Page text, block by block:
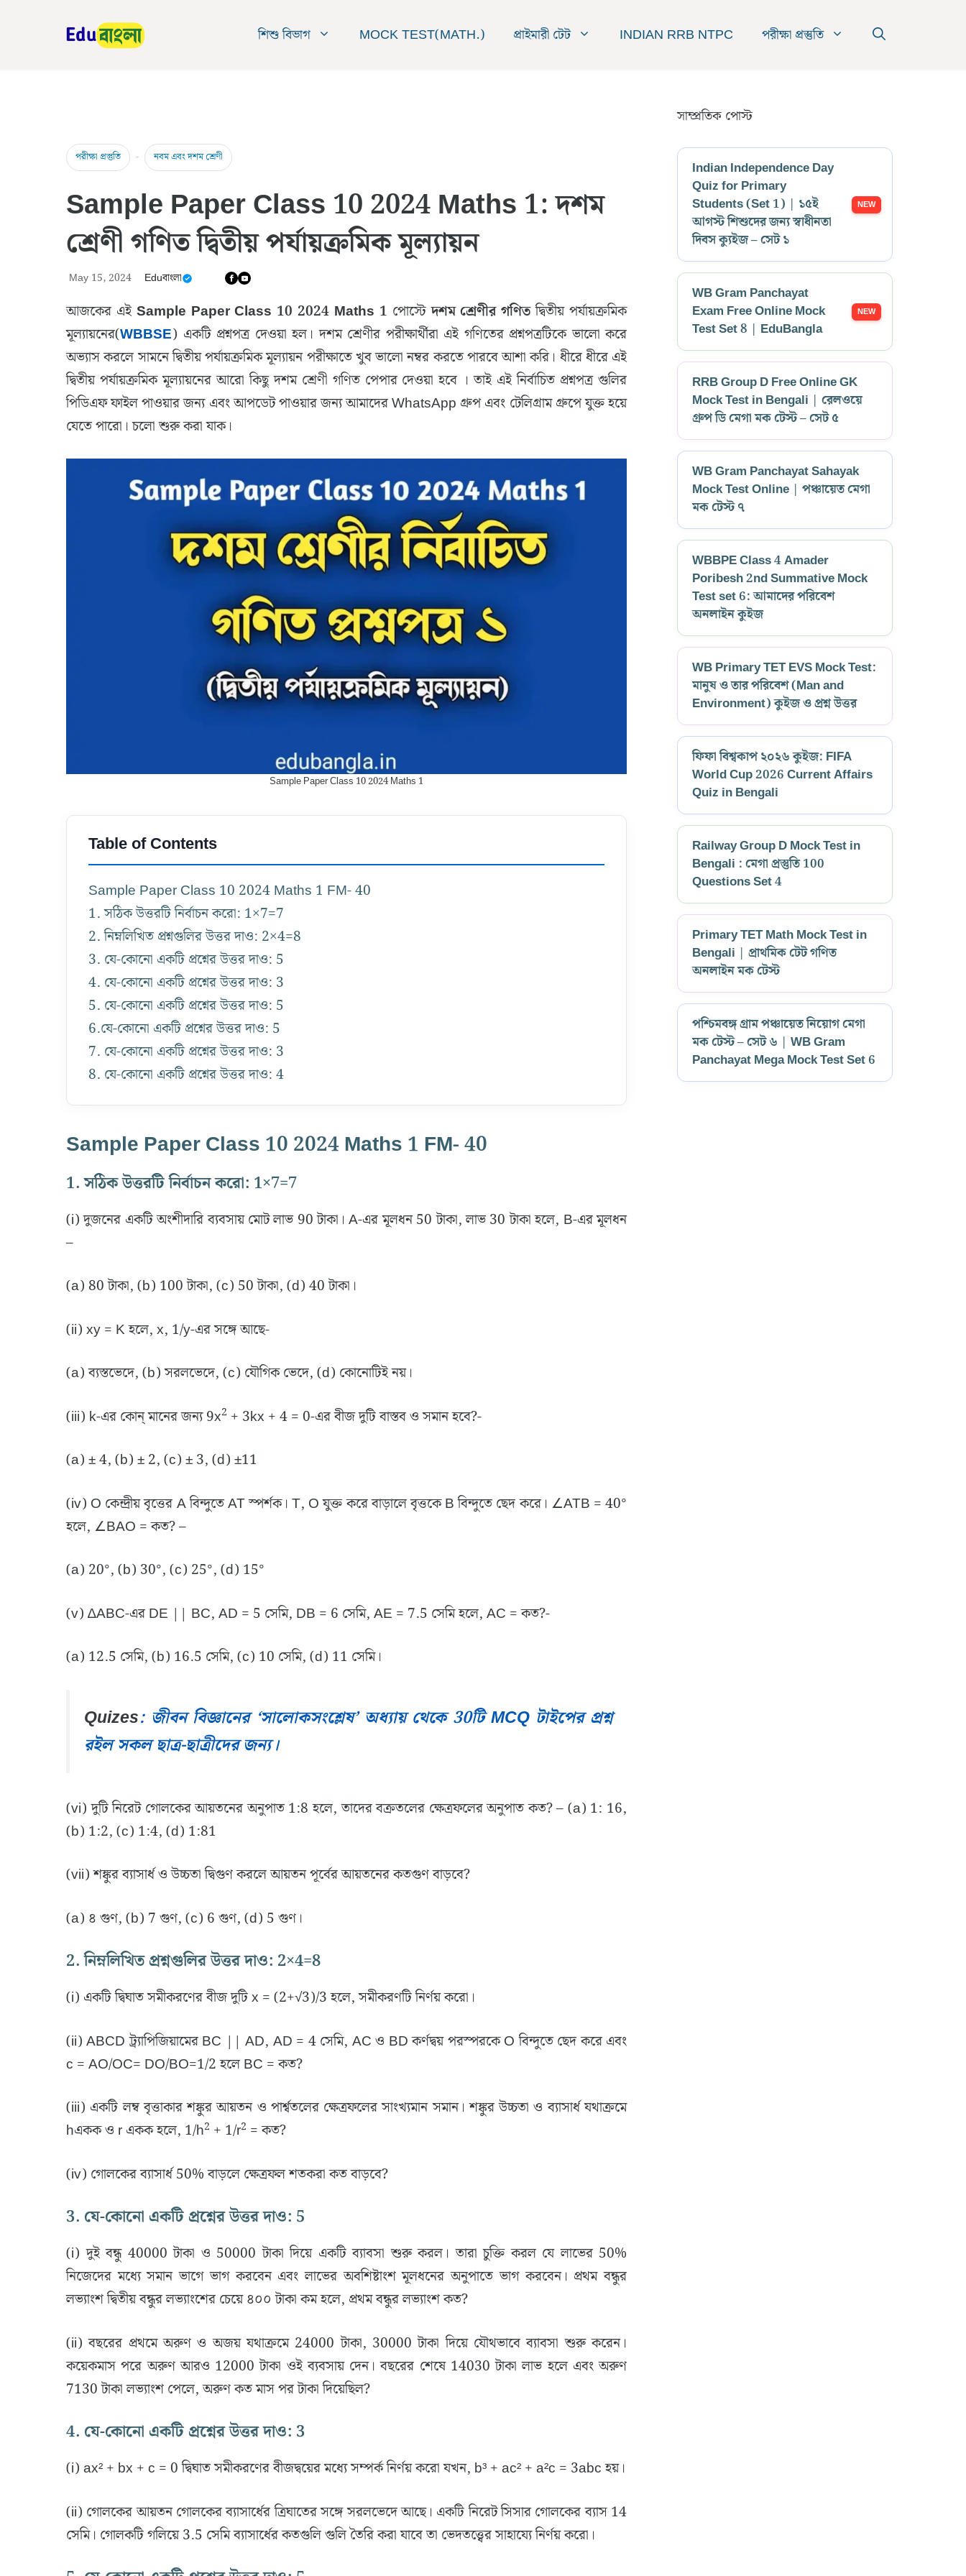
শিশু বিভাগ MOCK TEST(MATH.) প্রাইমারী টেট INDIAN RRB NTPC পরীক্ষা প্রস্তুতি
পরীক্ষা প্রস্তুতি - নবম এবং দশম শ্রেণী
Sample Paper Class 10 2024 Maths 1: দশম
শ্রেণী গণিত দ্বিতীয় পর্যায়ক্রমিক মূল্যায়ন
May 15, 2024 Eduবাংলা
আজকের এইSample Paper Class 10 2024 Maths 1 পোস্টেদশম শ্রেণীর গণিতদ্বিতীয় পর্যায়ক্রমিক
মূল্যায়নের(WBBSE) একটি প্রশ্নপত্র দেওয়া হল। দশম শ্রেণীর পরীক্ষার্থীরা এই গণিতের প্রশ্নপত্রটিকে ভালো করে
অভ্যাস করলে সামনে দ্বিতীয় পর্যায়ক্রমিক মূল্যায়ন পরীক্ষাতে খুব ভালো নম্বর করতে পারবে আশা করি। ধীরে ধীরে এই
দ্বিতীয় পর্যায়ক্রমিক মূল্যায়নের আরো কিছু দশম শ্রেণী গণিত পেপার দেওয়া হবে । তাই এই নির্বাচিত প্রশ্নপত্র গুলির
পিডিএফ ফাইল পাওয়ার জন্য এবং আপডেট পাওয়ার জন্য আমাদের WhatsApp গ্রুপ এবং টেলিগ্রাম গ্রুপে যুক্ত হয়ে
যেতে পারো। চলো শুরু করা যাক।
Sample Paper Class 10 2024 Maths 1
Table of Contents
Sample Paper Class 10 2024 Maths 1 FM- 40
1. সঠিক উত্তরটি নির্বাচন করো: 1×7=7
2. নিম্নলিখিত প্রশ্নগুলির উত্তর দাও: 2×4=8
3. যে-কোনো একটি প্রশ্নের উত্তর দাও: 5
4. যে-কোনো একটি প্রশ্নের উত্তর দাও: 3
5. যে-কোনো একটি প্রশ্নের উত্তর দাও: 5
6.যে-কোনো একটি প্রশ্নের উত্তর দাও: 5
7. যে-কোনো একটি প্রশ্নের উত্তর দাও: 3
8. যে-কোনো একটি প্রশ্নের উত্তর দাও: 4
Sample Paper Class 10 2024 Maths 1 FM- 40
1. সঠিক উত্তরটি নির্বাচন করো: 1×7=7
(i) দুজনের একটি অংশীদারি ব্যবসায় মোট লাভ 90 টাকা। A-এর মূলধন 50 টাকা, লাভ 30 টাকা হলে, B-এর মূলধন
–
(a) 80 টাকা, (b) 100 টাকা, (c) 50 টাকা, (d) 40 টাকা।
(ii) xy = K হলে, x, 1/y-এর সঙ্গে আছে-
(a) ব্যস্তভেদে, (b) সরলভেদে, (c) যৌগিক ভেদে, (d) কোনোটিই নয়।
(iii) k-এর কোন্ মানের জন্য 9x2 + 3kx + 4 = 0-এর বীজ দুটি বাস্তব ও সমান হবে?-
(a) ± 4, (b) ± 2, (c) ± 3, (d) ±11
(iv) O কেন্দ্রীয় বৃত্তের A বিন্দুতে AT স্পর্শক। T, O যুক্ত করে বাড়ালে বৃত্তকে B বিন্দুতে ছেদ করে। ∠ATB = 40°
হলে, ∠BAO = কত? –
(a) 20°, (b) 30°, (c) 25°, (d) 15°
(v) ∆ABC-এর DE || BC, AD = 5 সেমি, DB = 6 সেমি, AE = 7.5 সেমি হলে, AC = কত?-
(a) 12.5 সেমি, (b) 16.5 সেমি, (c) 10 সেমি, (d) 11 সেমি।
Quizes: জীবন বিজ্ঞানের ‘সালোকসংশ্লেষ’ অধ্যায় থেকে 30টি MCQ টাইপের প্রশ্ন
রইল সকল ছাত্র-ছাত্রীদের জন্য।
(vi) দুটি নিরেট গোলকের আয়তনের অনুপাত 1:8 হলে, তাদের বক্রতলের ক্ষেত্রফলের অনুপাত কত? – (a) 1: 16,
(b) 1:2, (c) 1:4, (d) 1:81
(vii) শঙ্কুর ব্যাসার্ধ ও উচ্চতা দ্বিগুণ করলে আয়তন পূর্বের আয়তনের কতগুণ বাড়বে?
(a) ৪ গুণ, (b) 7 গুণ, (c) 6 গুণ, (d) 5 গুণ।
2. নিম্নলিখিত প্রশ্নগুলির উত্তর দাও: 2×4=8
(i) একটি দ্বিঘাত সমীকরণের বীজ দুটি x = (2+√3)/3 হলে, সমীকরণটি নির্ণয় করো।
(ii) ABCD ট্র্যাপিজিয়ামের BC || AD, AD = 4 সেমি, AC ও BD কর্ণদ্বয় পরস্পরকে O বিন্দুতে ছেদ করে এবং
c = AO/OC= DO/BO=1/2 হলে BC = কত?
(iii) একটি লম্ব বৃত্তাকার শঙ্কুর আয়তন ও পার্শ্বতলের ক্ষেত্রফলের সাংখ্যমান সমান। শঙ্কুর উচ্চতা ও ব্যাসার্ধ যথাক্রমে
hএকক ও r একক হলে, 1/h2 + 1/r2 = কত?
(iv) গোলকের ব্যাসার্ধ 50% বাড়লে ক্ষেত্রফল শতকরা কত বাড়বে?
3. যে-কোনো একটি প্রশ্নের উত্তর দাও: 5
(i) দুই বন্ধু 40000 টাকা ও 50000 টাকা দিয়ে একটি ব্যাবসা শুরু করল। তারা চুক্তি করল যে লাভের 50%
নিজেদের মধ্যে সমান ভাগে ভাগ করবেন এবং লাভের অবশিষ্টাংশ মূলধনের অনুপাতে ভাগ করবেন। প্রথম বন্ধুর
লভ্যাংশ দ্বিতীয় বন্ধুর লভ্যাংশের চেয়ে ৪০০ টাকা কম হলে, প্রথম বন্ধুর লভ্যাংশ কত?
(ii) বছরের প্রথমে অরুণ ও অজয় যথাক্রমে 24000 টাকা, 30000 টাকা দিয়ে যৌথভাবে ব্যাবসা শুরু করেন।
কয়েকমাস পরে অরুণ আরও 12000 টাকা ওই ব্যবসায় দেন। বছরের শেষে 14030 টাকা লাভ হলে এবং অরুণ
7130 টাকা লভ্যাংশ পেলে, অরুণ কত মাস পর টাকা দিয়েছিল?
4. যে-কোনো একটি প্রশ্নের উত্তর দাও: 3
(i) ax² + bx + c = 0 দ্বিঘাত সমীকরণের বীজদ্বয়ের মধ্যে সম্পর্ক নির্ণয় করো যখন, b³ + ac² + a²c = 3abc হয়।
(ii) গোলকের আয়তন গোলকের ব্যাসার্ধের ত্রিঘাতের সঙ্গে সরলভেদে আছে। একটি নিরেট সিসার গোলকের ব্যাস 14
সেমি। গোলকটি গলিয়ে 3.5 সেমি ব্যাসার্ধের কতগুলি গুলি তৈরি করা যাবে তা ভেদতত্ত্বের সাহায্যে নির্ণয় করো।
সাম্প্রতিক পোস্ট
Indian Independence Day
Quiz for Primary
Students (Set 1) | ১৫ই
আগস্ট শিশুদের জন্য স্বাধীনতা
দিবস ক্যুইজ – সেট ১
WB Gram Panchayat
Exam Free Online Mock
Test Set 8 | EduBangla
RRB Group D Free Online GK
Mock Test in Bengali | রেলওয়ে
গ্রুপ ডি মেগা মক টেস্ট – সেট ৫
WB Gram Panchayat Sahayak
Mock Test Online | পঞ্চায়েত মেগা
মক টেস্ট ৭
WBBPE Class 4 Amader
Poribesh 2nd Summative Mock
Test set 6: আমাদের পরিবেশ
অনলাইন কুইজ
WB Primary TET EVS Mock Test:
মানুষ ও তার পরিবেশ (Man and
Environment) কুইজ ও প্রশ্ন উত্তর
ফিফা বিশ্বকাপ ২০২৬ কুইজ: FIFA
World Cup 2026 Current Affairs
Quiz in Bengali
Railway Group D Mock Test in
Bengali : মেগা প্রস্তুতি 100
Questions Set 4
Primary TET Math Mock Test in
Bengali | প্রাথমিক টেট গণিত
অনলাইন মক টেস্ট
পশ্চিমবঙ্গ গ্রাম পঞ্চায়েত নিয়োগ মেগা
মক টেস্ট – সেট ৬ | WB Gram
Panchayat Mega Mock Test Set 6